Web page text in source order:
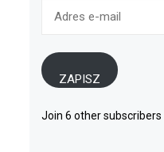
ZAPISZ
Join 6 other subscribers